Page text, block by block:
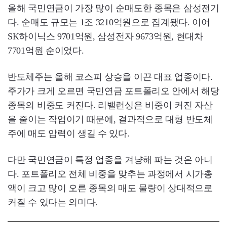
올해 국민연금이 가장 많이 순매도한 종목은 삼성전기
다. 순매도 규모는 1조 3210억원으로 집계됐다. 이어
SK하이닉스 9701억원, 삼성전자 9673억원, 현대차
7701억원 순이었다.
반도체주는 올해 코스피 상승을 이끈 대표 업종이다.
주가가 크게 오르면 국민연금 포트폴리오 안에서 해당
종목의 비중도 커진다. 리밸런싱은 비중이 커진 자산
을 줄이는 작업이기 때문에, 결과적으로 대형 반도체
주에 매도 압력이 생길 수 있다.
다만 국민연금이 특정 업종을 겨냥해 파는 것은 아니
다. 포트폴리오 전체 비중을 맞추는 과정에서 시가총
액이 크고 많이 오른 종목의 매도 물량이 상대적으로
커질 수 있다는 의미다.